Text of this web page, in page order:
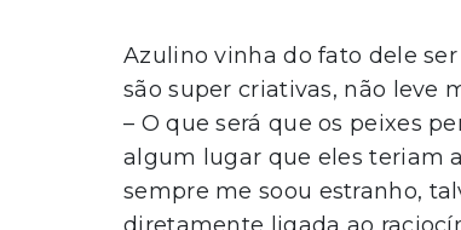
Azulino vinha do fato dele
são super criativas, não leve
– O que será que os peixes
algum lugar que eles teriam
sempre me soou estranho,